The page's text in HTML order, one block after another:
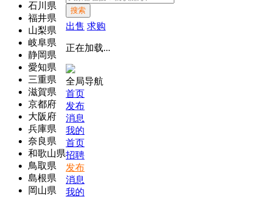
石川県
福井県
山梨県
岐阜県
静岡県
愛知県
三重県
滋賀県
京都府
大阪府
兵庫県
奈良県
和歌山県
鳥取県
島根県
岡山県
搜索
出售 求购
正在加载...
全局导航
首页
发布
消息
我的
首页
招聘
发布
消息
我的